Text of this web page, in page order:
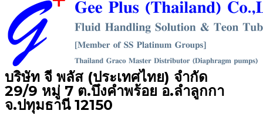
บริษัท จี พลัส (ประเทศไทย) จำกัด
29/9 หมู่ 7 ต.บึงคำพร้อย อ.ลำลูกกา
จ.ปทุมธานี 12150